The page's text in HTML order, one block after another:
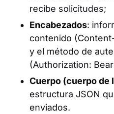
recibe solicitudes;
Encabezados:
contenido
y el método de
(Authorization:
Cuerpo (cuerpo de
estructura JSON
enviados.